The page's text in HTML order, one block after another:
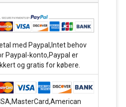
med Paypal,Intet behov
Paypal-konto,Paypal er
og gratis for købere.